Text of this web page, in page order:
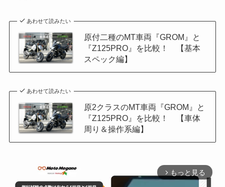
あわせて読みたい
原付二種のMT車両『GROM』と
『Z125PRO』を比較！ 【基本
スペック編】
あわせて読みたい
原2クラスのMT車両『GROM』と
『Z125PRO』を比較！ 【車体
周り＆操作系編】
arrow_forward_ios もっと見る